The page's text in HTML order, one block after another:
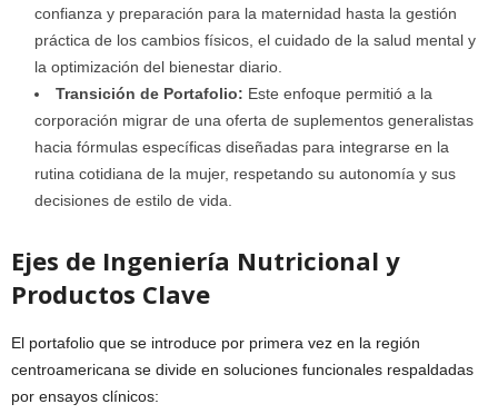
confianza y preparación para la maternidad hasta la gestión
práctica de los cambios físicos, el cuidado de la salud mental y
la optimización del bienestar diario.
Transición de Portafolio: Este enfoque permitió a la
corporación migrar de una oferta de suplementos generalistas
hacia fórmulas específicas diseñadas para integrarse en la
rutina cotidiana de la mujer, respetando su autonomía y sus
decisiones de estilo de vida.
Ejes de Ingeniería Nutricional y
Productos Clave
El portafolio que se introduce por primera vez en la región
centroamericana se divide en soluciones funcionales respaldadas
por ensayos clínicos: